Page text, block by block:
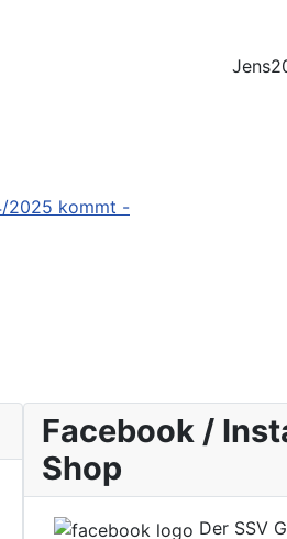
2025 kommt -
Facebook /
Shop
Der SSV